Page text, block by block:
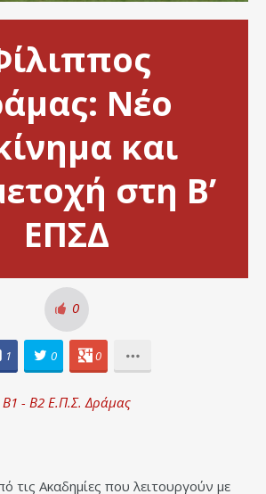
Νέο
και
στη Β’
ΕΠΣΔ
0
1 0 0
Β1 - Β2 Ε.Π.Σ. Δράμας
τις Ακαδημίες που λειτουργούν με